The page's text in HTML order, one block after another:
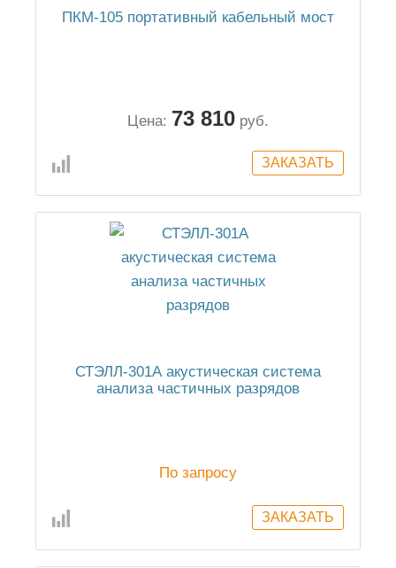
ПКМ-105 портативный кабельный мост
Цена: 73 810 руб.
СТЭЛЛ-301А акустическая cистема
анализа частичных разрядов
По запросу